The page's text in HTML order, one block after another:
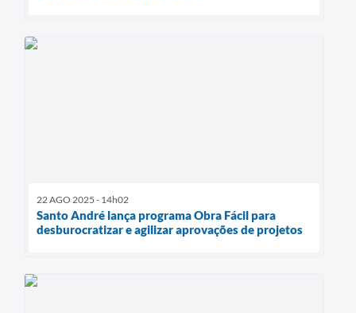
22 AGO 2025 - 14h02
Santo André lança programa Obra Fácil para
desburocratizar e agilizar aprovações de projetos